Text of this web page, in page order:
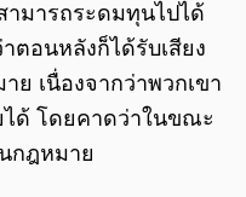
มารถระดมทุนไปได้
ตอนหลังก็ได้รับเสียง
เนื่องจากว่าพวกเขา
ได้ โดยคาดว่าในขณะ
กฎหมาย